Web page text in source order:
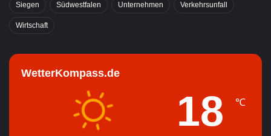
Siegen Südwestfalen Unternehmen Verkehrsunfall
Wirtschaft
WetterKompass.de
18 ℃